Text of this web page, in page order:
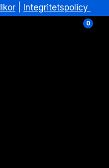
| Integritetspolicy
0